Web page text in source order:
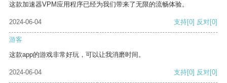
这款加速器VPM应用程序已经为我们带来了无限的流畅体验。
2024-06-04 支持[0] 反对[0]
游客
这款app的游戏非常好玩，可以让我消磨时间。
2024-06-04 支持[0] 反对[0]